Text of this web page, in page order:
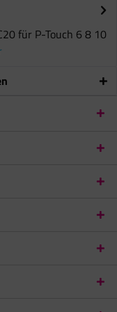
für P-Touch 6 8 10